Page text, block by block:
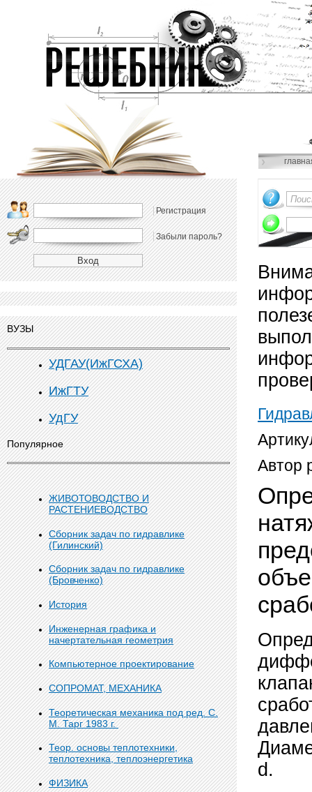
Регистрация
Забыли пароль?
ВУЗЫ
УДГАУ(ИжГСХА)
ИжГТУ
УдГУ
Популярное
ЖИВОТОВОДСТВО И
РАСТЕНИЕВОДСТВО
Сборник задач по гидравлике
(Гилинский)
Сборник задач по гидравлике
(Бровченко)
История
Инженерная графика и
начертательная геометрия
Компьютерное проектирование
СОПРОМАТ, МЕХАНИКА
Теоретическая механика под ред. С.
М. Тарг 1983 г.
Теор. основы теплотехники,
теплотехника, теплоэнергетика
ФИЗИКА
Автор
d.